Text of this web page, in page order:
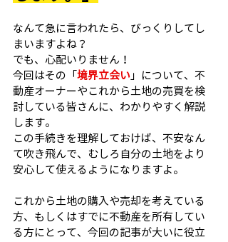
なんて急に言われたら、びっくりしてし
まいますよね？
でも、心配いりません！
今回はその「 境界立会い 」について、不
動産オーナーやこれから土地の売買を検
討している皆さんに、わかりやすく解説
します。
この手続きを理解しておけば、不安なん
て吹き飛んで、むしろ自分の土地をより
安心して使えるようになりますよ。
これから土地の購入や売却を考えている
方、もしくはすでに不動産を所有してい
る方にとって、今回の記事が大いに役立